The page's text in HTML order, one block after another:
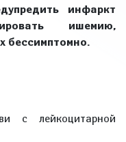
инфаркт
ишемию,
бессимптомно.
с лейкоцитарной